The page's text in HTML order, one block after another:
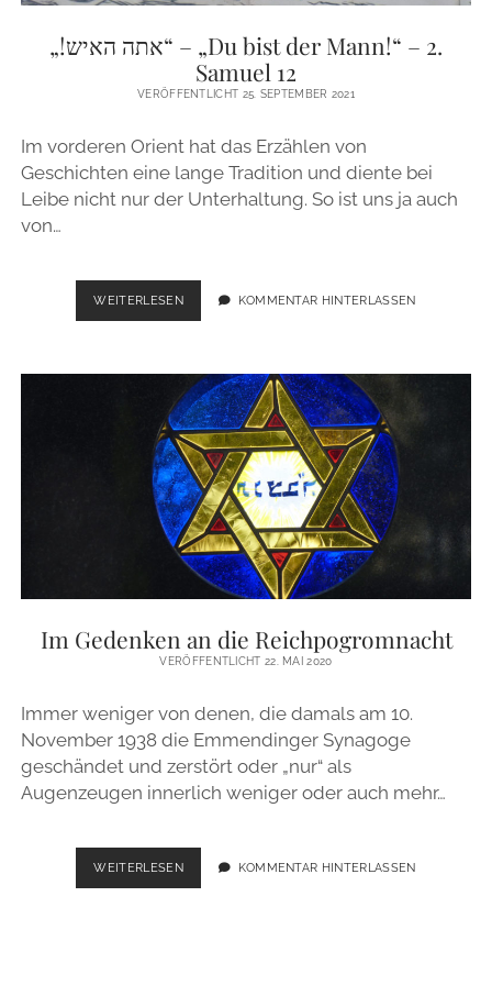
IMPRESSUM
instagram
email
„!אתה האיש“ – „Du bist der Mann!“ – 2.
Samuel 12
VERÖFFENTLICHT 25. SEPTEMBER 2021
Im vorderen Orient hat das Erzählen von
Geschichten eine lange Tradition und diente bei
Leibe nicht nur der Unterhaltung. So ist uns ja auch
von…
WEITERLESEN„!
אתה
„DU
BIST
DER
MANN!“
–
2.
SAMUEL
12
KOMMENTAR HINTERLASSEN
Im Gedenken an die Reichpogromnacht
VERÖFFENTLICHT 22. MAI 2020
Immer weniger von denen, die damals am 10.
November 1938 die Emmendinger Synagoge
geschändet und zerstört oder „nur“ als
Augenzeugen innerlich weniger oder auch mehr…
WEITERLESENIM
GEDENKEN
KOMMENTAR HINTERLASSEN